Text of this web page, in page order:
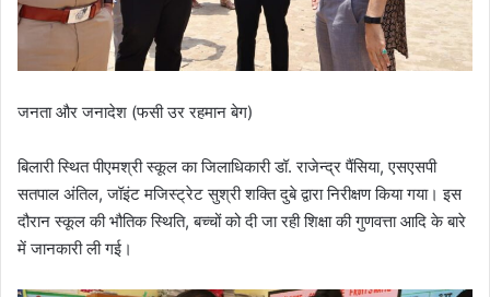
जनता और जनादेश (फसी उर रहमान बेग)
बिलारी स्थित पीएमश्री स्कूल का जिलाधिकारी डॉ. राजेन्द्र पैंसिया, एसएसपी
सतपाल अंतिल, जॉइंट मजिस्ट्रेट सुश्री शक्ति दुबे द्वारा निरीक्षण किया गया। इस
दौरान स्कूल की भौतिक स्थिति, बच्चों को दी जा रही शिक्षा की गुणवत्ता आदि के बारे
में जानकारी ली गई।